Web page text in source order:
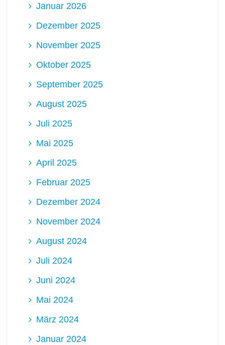
Januar 2026
Dezember 2025
November 2025
Oktober 2025
September 2025
August 2025
Juli 2025
Mai 2025
April 2025
Februar 2025
Dezember 2024
November 2024
August 2024
Juli 2024
Juni 2024
Mai 2024
März 2024
Januar 2024